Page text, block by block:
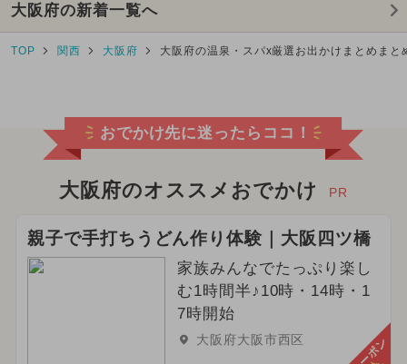
大阪府の新着一覧へ
TOP 関西 大阪府 大阪府の温泉・スパx厳選お出かけまとめまと
おでかけ先に迷ったらココ！
大阪府のオススメおでかけ PR
親子で手打ちうどん作り体験｜大阪四ツ橋
家族みんなでたっぷり楽し
む1時間半♪10時・14時・1
7時開始
大阪府大阪市西区